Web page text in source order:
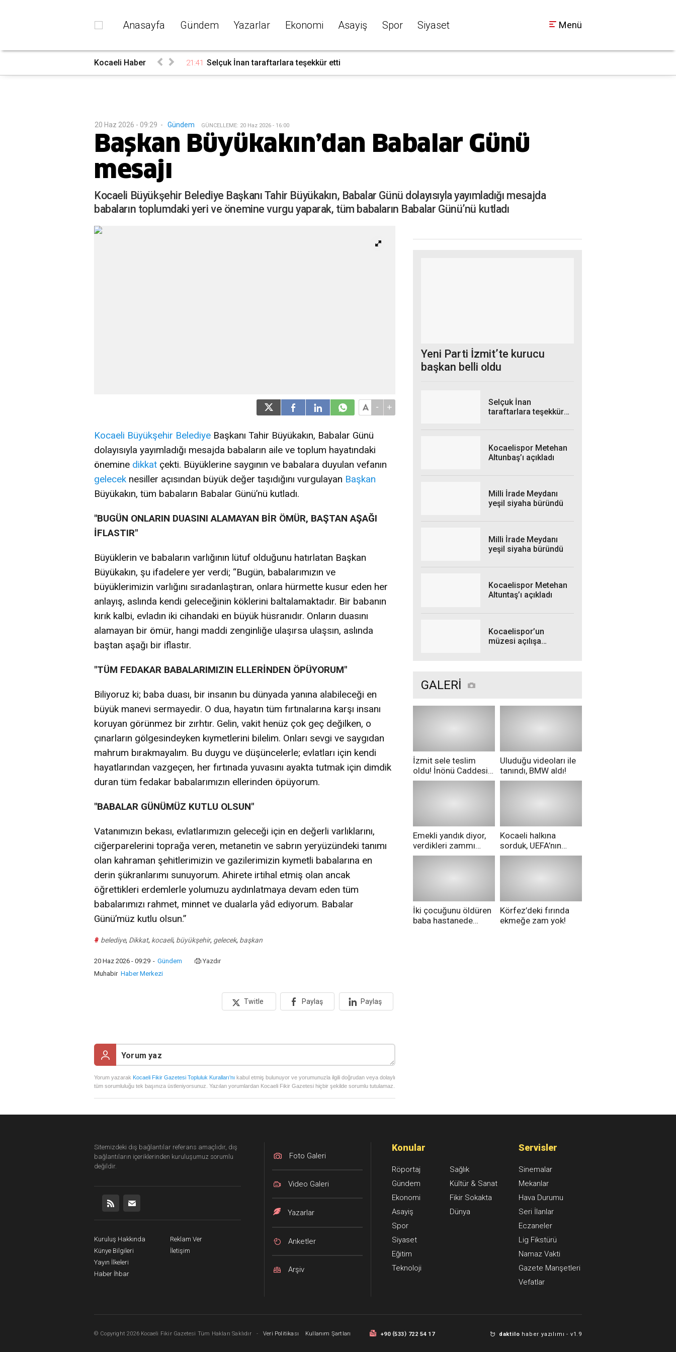
Anasayfa Gündem Yazarlar Ekonomi Asayiş Spor Siyaset Menü
Kocaeli Haber 21:41 Selçuk İnan taraftarlara teşekkür etti
20 Haz 2026 - 09:29 - Gündem GÜNCELLEME: 20 Haz 2026 - 16:00
Başkan Büyükakın’dan Babalar Günü
mesajı
Kocaeli Büyükşehir Belediye Başkanı Tahir Büyükakın, Babalar Günü dolayısıyla yayımladığı mesajda
babaların toplumdaki yeri ve önemine vurgu yaparak, tüm babaların Babalar Günü’nü kutladı
- +
Kocaeli Büyükşehir Belediye Başkanı Tahir Büyükakın, Babalar Günü
dolayısıyla yayımladığı mesajda babaların aile ve toplum hayatındaki
önemine dikkat çekti. Büyüklerine saygının ve babalara duyulan vefanın
gelecek nesiller açısından büyük değer taşıdığını vurgulayan Başkan
Büyükakın, tüm babaların Babalar Günü’nü kutladı.
"BUGÜN ONLARIN DUASINI ALAMAYAN BİR ÖMÜR, BAŞTAN AŞAĞI
İFLASTIR"
Büyüklerin ve babaların varlığının lütuf olduğunu hatırlatan Başkan
Büyükakın, şu ifadelere yer verdi; “Bugün, babalarımızın ve
büyüklerimizin varlığını sıradanlaştıran, onlara hürmette kusur eden her
anlayış, aslında kendi geleceğinin köklerini baltalamaktadır. Bir babanın
kırık kalbi, evladın iki cihandaki en büyük hüsranıdır. Onların duasını
alamayan bir ömür, hangi maddi zenginliğe ulaşırsa ulaşsın, aslında
baştan aşağı bir iflastır.
"TÜM FEDAKAR BABALARIMIZIN ELLERİNDEN ÖPÜYORUM"
Biliyoruz ki; baba duası, bir insanın bu dünyada yanına alabileceği en
büyük manevi sermayedir. O dua, hayatın tüm fırtınalarına karşı insanı
koruyan görünmez bir zırhtır. Gelin, vakit henüz çok geç değilken, o
çınarların gölgesindeyken kıymetlerini bilelim. Onları sevgi ve saygıdan
mahrum bırakmayalım. Bu duygu ve düşüncelerle; evlatları için kendi
hayatlarından vazgeçen, her fırtınada yuvasını ayakta tutmak için dimdik
duran tüm fedakar babalarımızın ellerinden öpüyorum.
"BABALAR GÜNÜMÜZ KUTLU OLSUN"
Vatanımızın bekası, evlatlarımızın geleceği için en değerli varlıklarını,
ciğerparelerini toprağa veren, metanetin ve sabrın yeryüzündeki tanımı
olan kahraman şehitlerimizin ve gazilerimizin kıymetli babalarına en
derin şükranlarımı sunuyorum. Ahirete irtihal etmiş olan ancak
öğrettikleri erdemlerle yolumuzu aydınlatmaya devam eden tüm
babalarımızı rahmet, minnet ve dualarla yâd ediyorum. Babalar
Günü’müz kutlu olsun.”
# belediye, Dikkat, kocaeli, büyükşehir, gelecek, başkan
20 Haz 2026 - 09:29 - Gündem
Yazdır
Muhabir Haber Merkezi
Twitle Paylaş Paylaş
Yorum yazarak Kocaeli Fikir Gazetesi Topluluk Kuralları’nı kabul etmiş bulunuyor ve yorumunuzla ilgili doğrudan veya dolaylı
tüm sorumluluğu tek başınıza üstleniyorsunuz. Yazılan yorumlardan Kocaeli Fikir Gazetesi hiçbir şekilde sorumlu tutulamaz.
Yeni Parti İzmit’te kurucu
başkan belli oldu
Selçuk İnan
taraftarlara teşekkür
Kocaelispor Metehan
Altunbaş’ı açıkladı
Milli İrade Meydanı
yeşil siyaha büründü
Milli İrade Meydanı
yeşil siyaha büründü
Kocaelispor Metehan
Altuntaş’ı açıkladı
Kocaelispor’un
müzesi açılışa
GALERİ
İzmit sele teslim
oldu! İnönü Caddesi
göle döndü!
Uluduğu videoları ile
tanındı, BMW aldı!
Emekli yandık diyor,
verdikleri zammı
pazarda geri aldılar!
Kocaeli halkına
sorduk, UEFA’nın
Merih Demiral kararı
İki çocuğunu öldüren
baba hastanede
Körfez’deki fırında
ekmeğe zam yok!
Sitemizdeki dış bağlantılar referans amaçlıdır, dış
bağlantıların içeriklerinden kuruluşumuz sorumlu
değildir.
Kuruluş Hakkında
Künye Bilgileri
Yayın İlkeleri
Haber İhbar
Reklam Ver
İletişim
Foto Galeri
Video Galeri
Yazarlar
Anketler
Arşiv
Konular
Röportaj
Gündem
Ekonomi
Asayiş
Spor
Siyaset
Eğitim
Teknoloji
Sağlık
Kültür & Sanat
Fikir Sokakta
Dünya
Servisler
Sinemalar
Mekanlar
Hava Durumu
Seri İlanlar
Eczaneler
Lig Fikstürü
Namaz Vakti
Gazete Manşetleri
Vefatlar
© Copyright 2026 Kocaeli Fikir Gazetesi Tüm Hakları Saklıdır - Veri Politikası Kullanım Şartları +90 (533) 722 54 17 daktilo haber yazılımı - v1.9